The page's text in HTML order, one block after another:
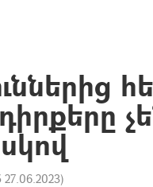
27.06.2023)